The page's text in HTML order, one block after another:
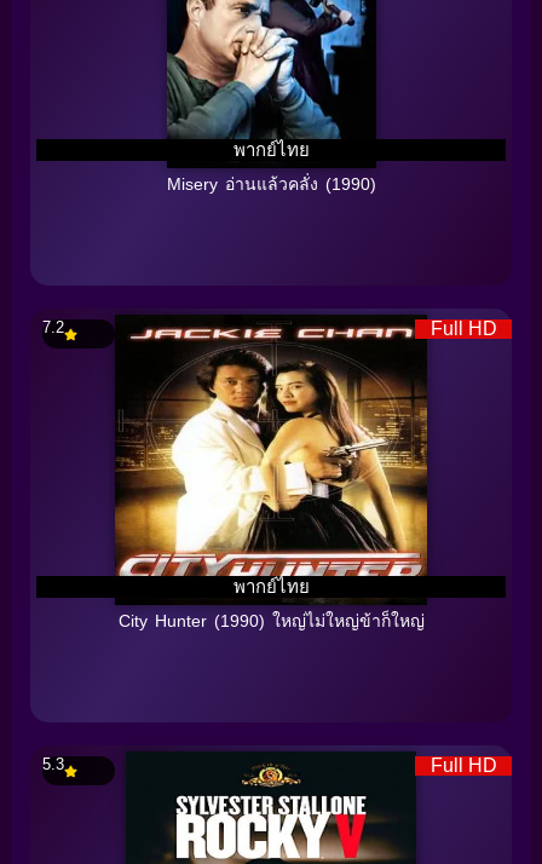
พากย์ไทย
Misery อ่านแล้วคลั่ง (1990)
Full HD
พากย์ไทย
7.2
City Hunter (1990) ใหญ่ไม่ใหญ่ข้าก็ใหญ่
Full HD
5.3